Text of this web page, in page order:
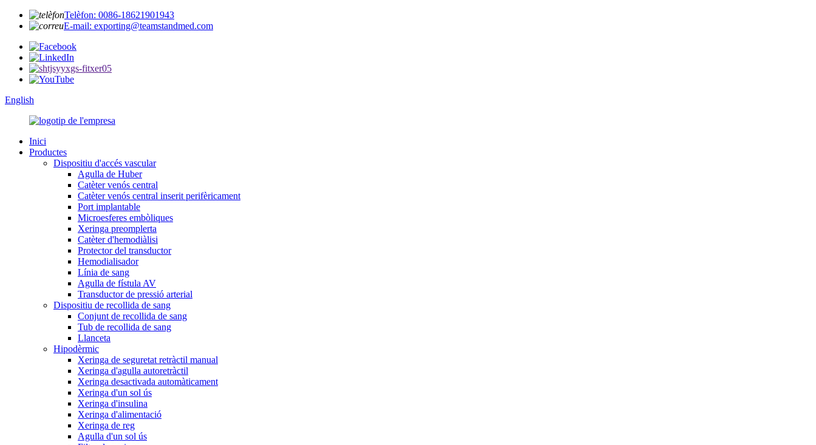
Telèfon: 0086-18621901943
E-mail: exporting@teamstandmed.com
English
Inici
Productes
Dispositiu d'accés vascular
Agulla de Huber
Catèter venós central
Catèter venós central inserit perifèricament
Port implantable
Microesferes embòliques
Xeringa preomplerta
Catèter d'hemodiàlisi
Protector del transductor
Hemodialisador
Línia de sang
Agulla de fístula AV
Transductor de pressió arterial
Dispositiu de recollida de sang
Conjunt de recollida de sang
Tub de recollida de sang
Llanceta
Hipodèrmic
Xeringa de seguretat retràctil manual
Xeringa d'agulla autoretràctil
Xeringa desactivada automàticament
Xeringa d'un sol ús
Xeringa d'insulina
Xeringa d'alimentació
Xeringa de reg
Agulla d'un sol ús